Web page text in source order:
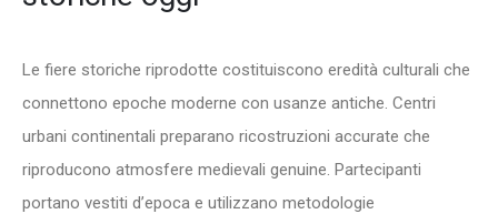
Le fiere storiche riprodotte costituiscono eredità culturali che
connettono epoche moderne con usanze antiche. Centri
urbani continentali preparano ricostruzioni accurate che
riproducono atmosfere medievali genuine. Partecipanti
portano vestiti d’epoca e utilizzano metodologie